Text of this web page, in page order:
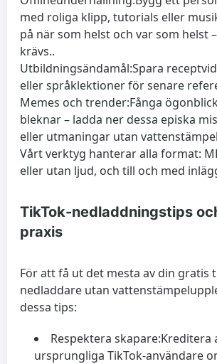
med roliga klipp, tutorials eller
på när som helst och var som helst
krävs..
Utbildningsändamål:Spara
eller språklektioner för senare
Memes och trender:Fånga
bleknar – ladda ner dessa episka
eller utmaningar utan
Vårt verktyg hanterar alla format:
eller utan ljud, och till och med
TikTok-nedladdningstips
praxis
För att få ut det mesta av din gratis
nedladdare utan
dessa tips:
Respektera skapare:Kreditera
ursprungliga TikTok-användare